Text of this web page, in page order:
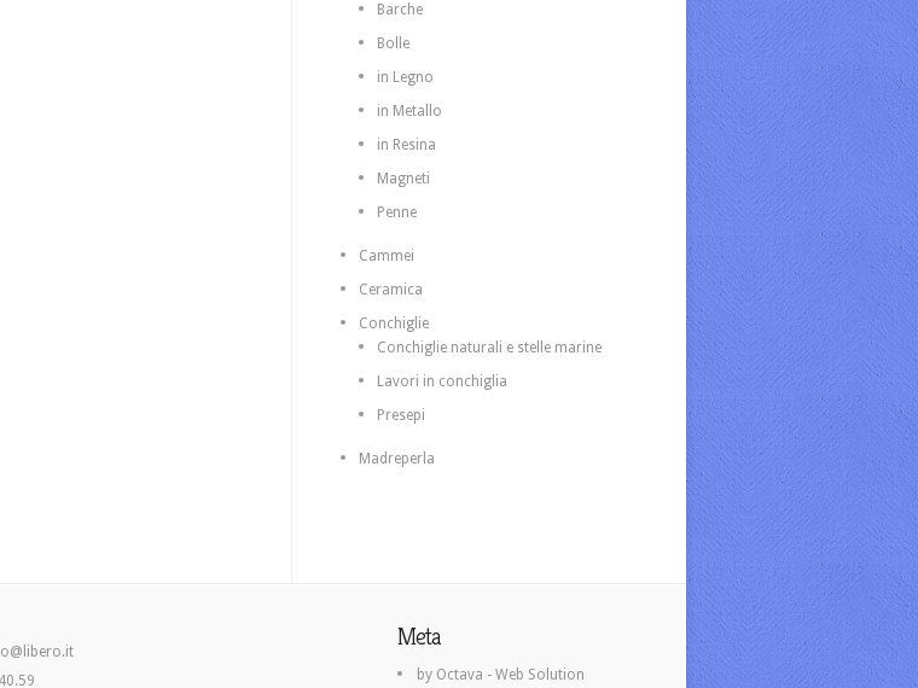
Barche
Bolle
in Legno
in Metallo
in Resina
Magneti
Penne
Cammei
Ceramica
Conchiglie
Conchiglie naturali e stelle marine
Lavori in conchiglia
Presepi
Madreperla
Meta
by Octava - Web Solution